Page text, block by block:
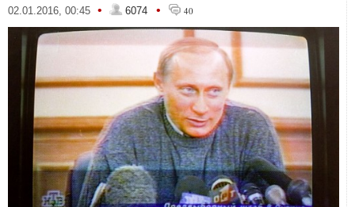
02.01.2016, 00:45 • 6074 • 40